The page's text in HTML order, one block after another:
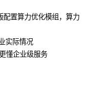
配置算力优化模组，算力
实际情况
懂企业级服务